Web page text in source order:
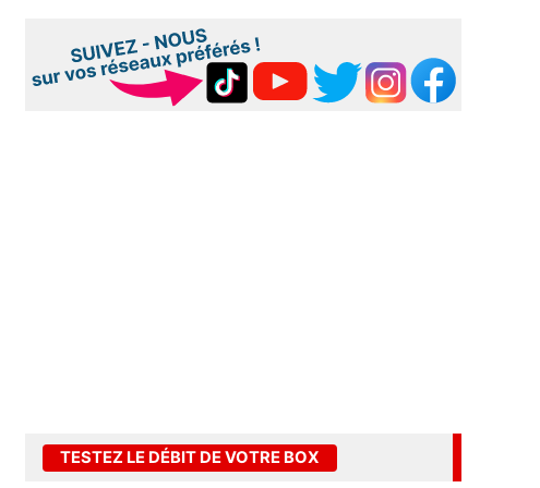
TESTEZ LE DÉBIT DE VOTRE BOX